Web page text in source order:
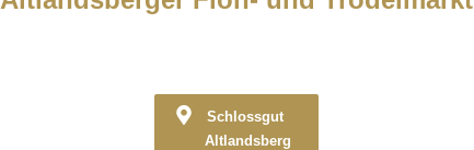
Schlossgut
Altlandsberg